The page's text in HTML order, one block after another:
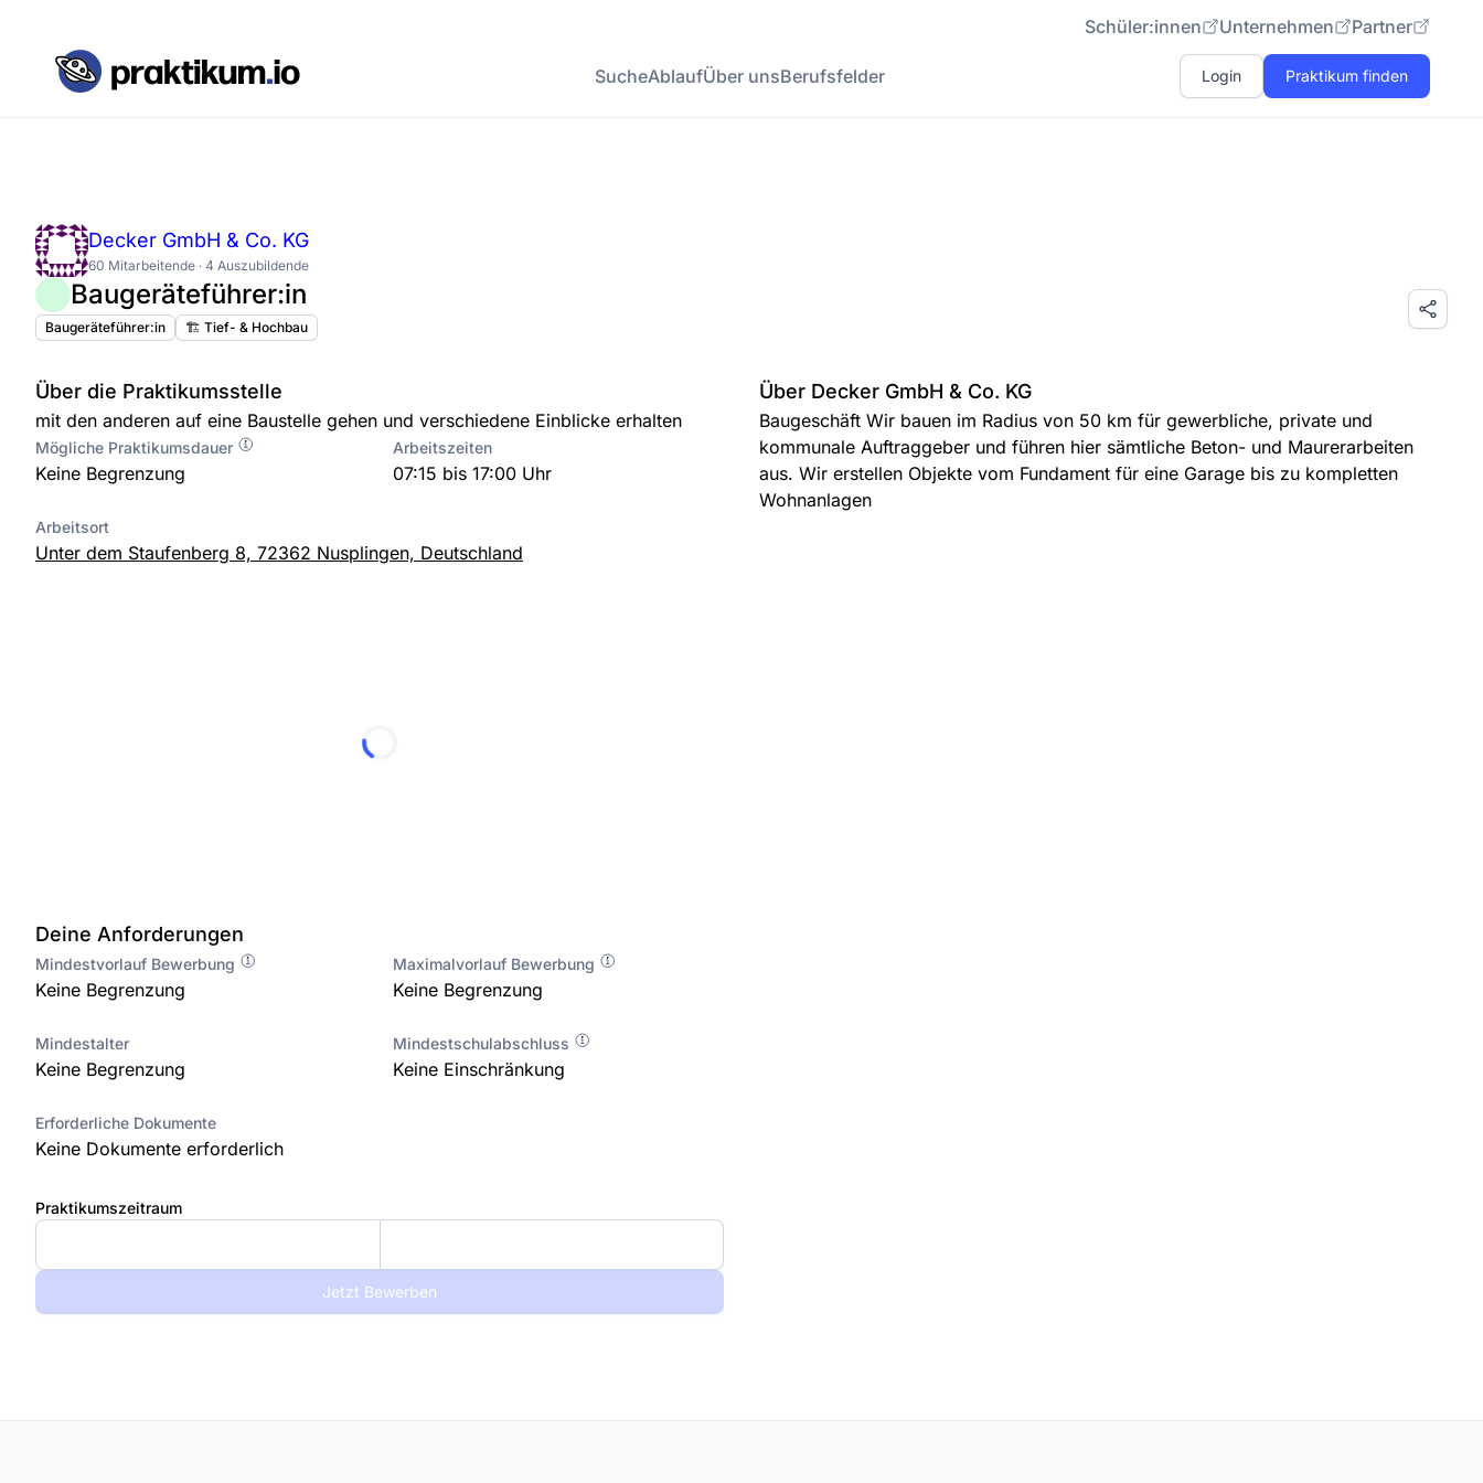
Schüler:innen Unternehmen Partner
SucheAblaufÜber unsBerufsfelder Login Praktikum finden
Decker GmbH & Co. KG
60 Mitarbeitende · 4 Auszubildende
Baugeräteführer:in
Baugeräteführer:in 🏗️ Tief- & Hochbau
Über die Praktikumsstelle
mit den anderen auf eine Baustelle gehen und verschiedene Einblicke erhalten
Mögliche Praktikumsdauer
Keine Begrenzung
Arbeitszeiten
07:15 bis 17:00 Uhr
Arbeitsort
Unter dem Staufenberg 8, 72362 Nusplingen, Deutschland
Deine Anforderungen
Mindestvorlauf Bewerbung
Keine Begrenzung
Maximalvorlauf Bewerbung
Keine Begrenzung
Mindestalter
Keine Begrenzung
Mindestschulabschluss
Keine Einschränkung
Erforderliche Dokumente
Keine Dokumente erforderlich
Über Decker GmbH & Co. KG
Baugeschäft Wir bauen im Radius von 50 km für gewerbliche, private und
kommunale Auftraggeber und führen hier sämtliche Beton- und Maurerarbeiten
aus. Wir erstellen Objekte vom Fundament für eine Garage bis zu kompletten
Wohnanlagen
Praktikumszeitraum
Jetzt Bewerben